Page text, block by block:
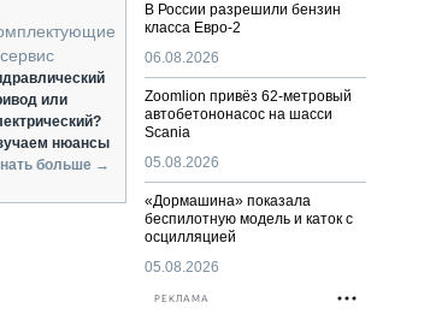
или
нюансы
больше →
В России разрешили бензин
класса Евро-2
06.08.2026
Zoomlion привёз 62-метровый
автобетононасос на шасси
Scania
05.08.2026
«Дормашина» показала
беспилотную модель и каток с
осцилляцией
05.08.2026
РЕКЛАМА